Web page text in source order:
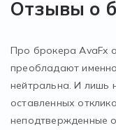
Отзывы о
Про брокера AvaFx
преобладают
нейтральна. И лишь
оставленных
неподтвержденные